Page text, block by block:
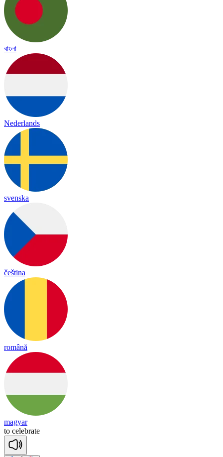
বাংলা
Nederlands
svenska
čeština
română
magyar
to celebrate